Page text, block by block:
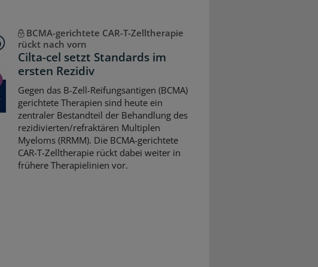
BCMA-gerichtete CAR-T-Zelltherapie
rückt nach vorn
Cilta-cel setzt Standards im
ersten Rezidiv
Gegen das B-Zell-Reifungsantigen (BCMA)
gerichtete Therapien sind heute ein
zentraler Bestandteil der Behandlung des
rezidivierten/refraktären Multiplen
Myeloms (RRMM). Die BCMA-gerichtete
CAR-T-Zelltherapie rückt dabei weiter in
frühere Therapielinien vor.